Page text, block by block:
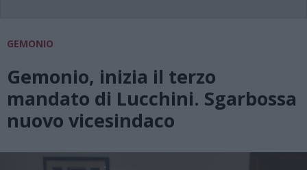
GEMONIO
Gemonio, inizia il terzo
mandato di Lucchini. Sgarbossa
nuovo vicesindaco